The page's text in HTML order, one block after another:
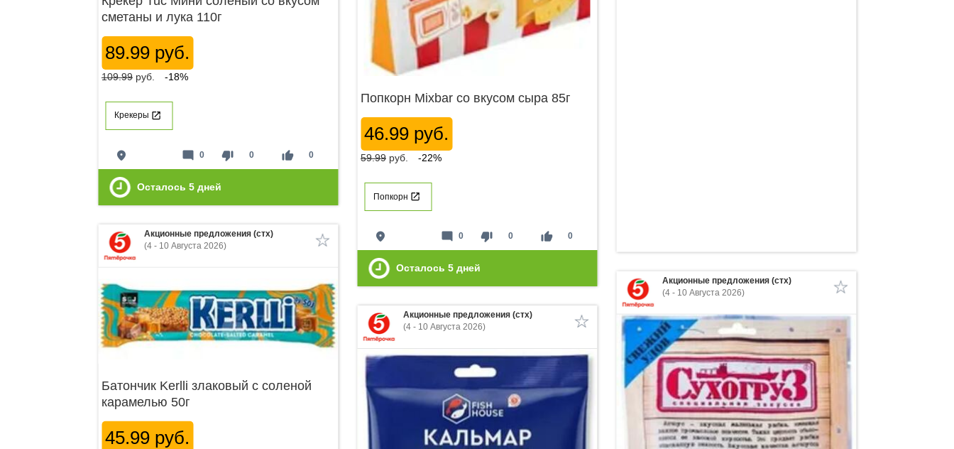
сметаны и лука 110г
89.99 руб.
109.99 руб. -18%
Крекеры
place thumb_down 0 thumb_up 0
mode_comment 0
Осталось 5 дней
Попкорн Mixbar со вкусом сыра 85г
46.99 руб.
59.99 руб. -22%
Попкорн
place thumb_down 0 thumb_up 0
mode_comment 0
Осталось 5 дней
Акционные предложения (стх)
(4 - 10 Августа 2026)
Батончик Kerlli злаковый с соленой
карамелью 50г
45.99 руб.
Акционные предложения (стх)
(4 - 10 Августа 2026)
Акционные предложения (стх)
(4 - 10 Августа 2026)